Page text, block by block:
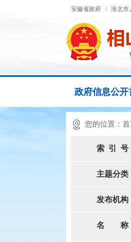
安徽省政府 淮北市
政府信息公开
您的位置：
索 引 号
主题分类
发布机构
名 称